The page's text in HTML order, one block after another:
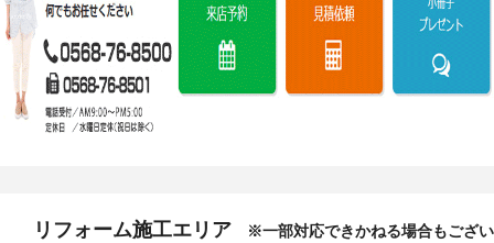
リフォーム施工エリア ※一部対応できかねる場合もござ